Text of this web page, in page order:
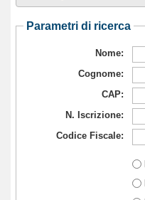
Parametri di ricerca
Nome:
Cognome:
CAP:
N. Iscrizione:
Codice Fiscale: